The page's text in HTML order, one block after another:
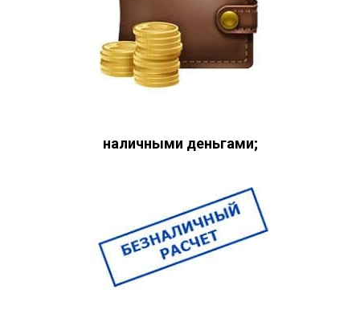
наличными деньгами;